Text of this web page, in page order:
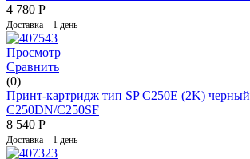
4 780 Р
Доставка – 1 день
Просмотр
Сравнить
(0)
Принт-картридж тип SP C250E (2K)
C250DN/C250SF
8 540 Р
Доставка – 1 день